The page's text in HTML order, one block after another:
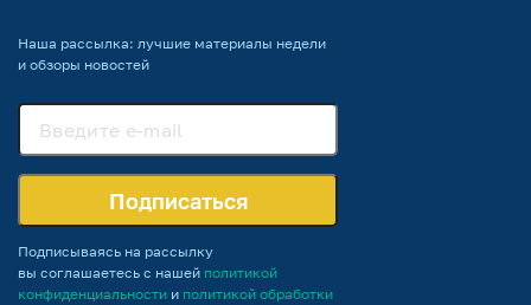
Наша рассылка: лучшие материалы недели
и обзоры новостей
Подписаться
Подписываясь на рассылку
вы соглашаетесь с нашей политикой
конфиденциальности и политикой обработки